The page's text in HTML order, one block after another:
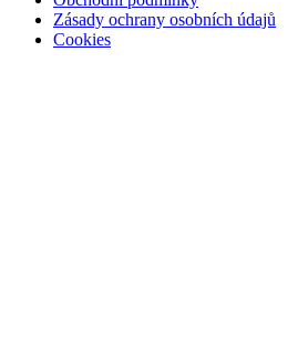
Zásady ochrany osobních údajů
Cookies